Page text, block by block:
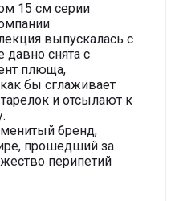
15 см серии
выпускалась с
давно снята с
плюща,
бы сглаживает
и отсылают к
бренд,
прошедший за
перипетий